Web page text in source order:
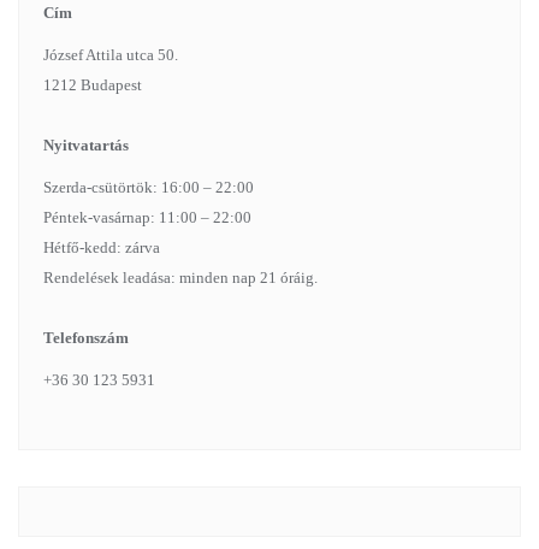
Cím
József Attila utca 50.
1212 Budapest
Nyitvatartás
Szerda-csütörtök: 16:00 – 22:00
Péntek-vasárnap: 11:00 – 22:00
Hétfő-kedd: zárva
Rendelések leadása: minden nap 21 óráig.
Telefonszám
+36 30 123 5931